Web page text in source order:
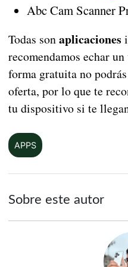
Abc Cam Scanner
Todas sonaplicaciones
recomendamos echar
forma gratuita no
oferta, por lo que te
tu dispositivo si te
APPS
Sobre este autor